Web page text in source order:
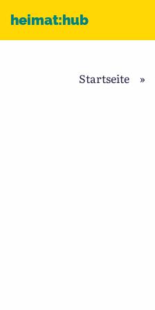
heimat:hub
Startseite »